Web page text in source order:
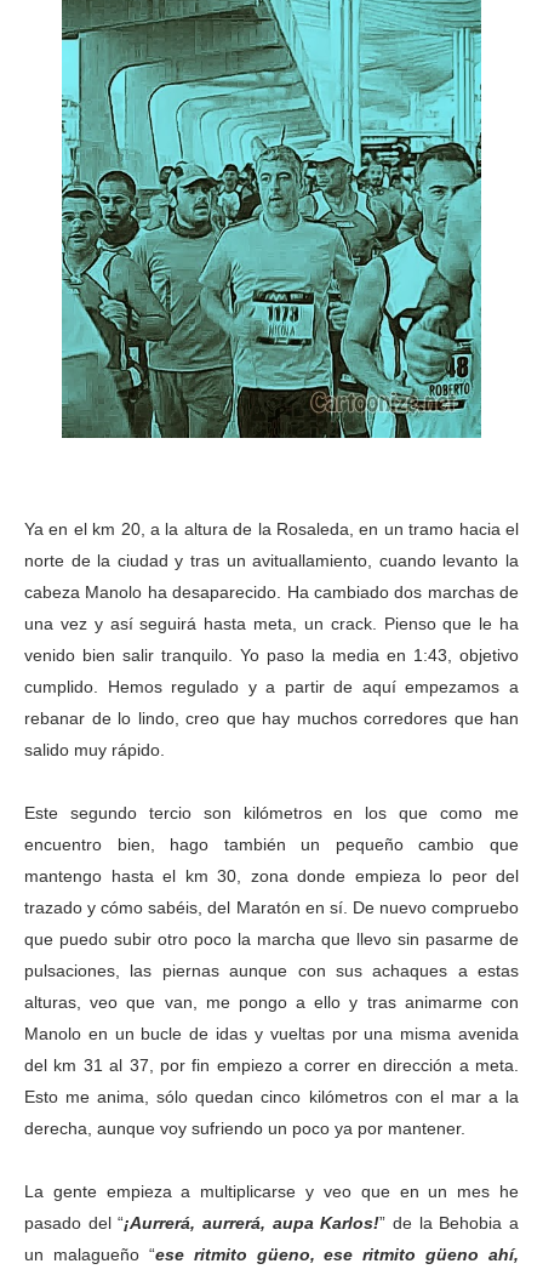
Ya en el km 20, a la altura de la Rosaleda, en un tramo hacia el
norte de la ciudad y tras un avituallamiento, cuando levanto la
cabeza Manolo ha desaparecido. Ha cambiado dos marchas de
una vez y así seguirá hasta meta, un crack. Pienso que le ha
venido bien salir tranquilo. Yo paso la media en 1:43, objetivo
cumplido. Hemos regulado y a partir de aquí empezamos a
rebanar de lo lindo, creo que hay muchos corredores que han
salido muy rápido.
Este segundo tercio son kilómetros en los que como me
encuentro bien, hago también un pequeño cambio que
mantengo hasta el km 30, zona donde empieza lo peor del
trazado y cómo sabéis, del Maratón en sí. De nuevo compruebo
que puedo subir otro poco la marcha que llevo sin pasarme de
pulsaciones, las piernas aunque con sus achaques a estas
alturas, veo que van, me pongo a ello y tras animarme con
Manolo en un bucle de idas y vueltas por una misma avenida
del km 31 al 37, por fin empiezo a correr en dirección a meta.
Esto me anima, sólo quedan cinco kilómetros con el mar a la
derecha, aunque voy sufriendo un poco ya por mantener.
La gente empieza a multiplicarse y veo que en un mes he
pasado del “¡Aurrerá, aurrerá, aupa Karlos!” de la Behobia a
un malagueño “ese ritmito güeno, ese ritmito güeno ahí,